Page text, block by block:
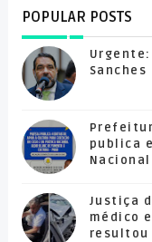
POPULAR POSTS
Sanches
publica
Justiça
médico
resultou